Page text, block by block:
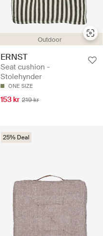
Outdoor
ERNST
Seat cushion -
Stolehynder
ONE SIZE
153 kr 219 kr
25% Deal